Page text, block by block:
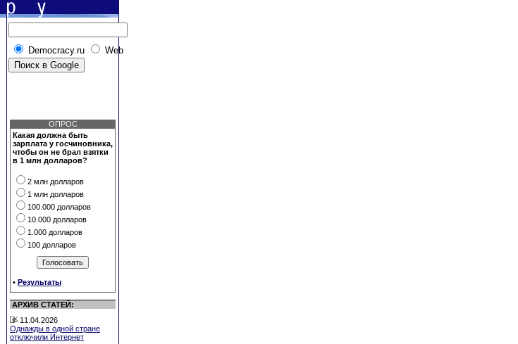
Democracy.ru Web
ОПРОС
Какая должна быть
зарплата у госчиновника,
чтобы он не брал взятки
в 1 млн долларов?
2 млн долларов
1 млн долларов
100.000 долларов
10.000 долларов
1.000 долларов
100 долларов
• Результаты
АРХИВ СТАТЕЙ:
11.04.2026
Однажды в одной стране
отключили Интернет